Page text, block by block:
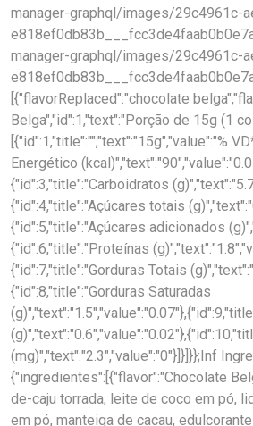
manager-graphql/images/29c4961c-
manager-graphql/images/29c4961c-
[{"flavorReplaced":"chocolate
Belga","id":1,"text":"Porção de 15g (1
[{"id":1,"title":"","text":"15g","value":"%
Energético
{"id":3,"title":"Carboidratos
{"id":4,"title":"Açúcares totais
{"id":5,"title":"Açúcares adicionados
{"id":6,"title":"Proteínas
{"id":7,"title":"Gorduras Totais
{"id":8,"title":"Gorduras Saturadas
(mg)","text":"2.3","value":"0"}]}]}};Inf
{"ingredientes":[{"flavor":"Chocolate
de-caju torrada, leite de coco em pó,
em pó, manteiga de cacau,